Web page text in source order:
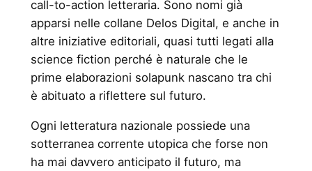
call-to-action letteraria. Sono nomi già
apparsi nelle collane Delos Digital, e anche in
altre iniziative editoriali, quasi tutti legati alla
science fiction perché è naturale che le
prime elaborazioni solapunk nascano tra chi
è abituato a riflettere sul futuro.
Ogni letteratura nazionale possiede una
sotterranea corrente utopica che forse non
ha mai davvero anticipato il futuro, ma